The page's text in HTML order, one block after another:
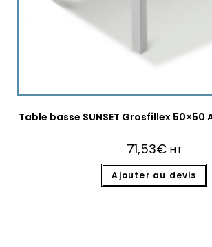
Table basse SUNSET Grosfillex 50×50
71,53€ HT
Ajouter au devis